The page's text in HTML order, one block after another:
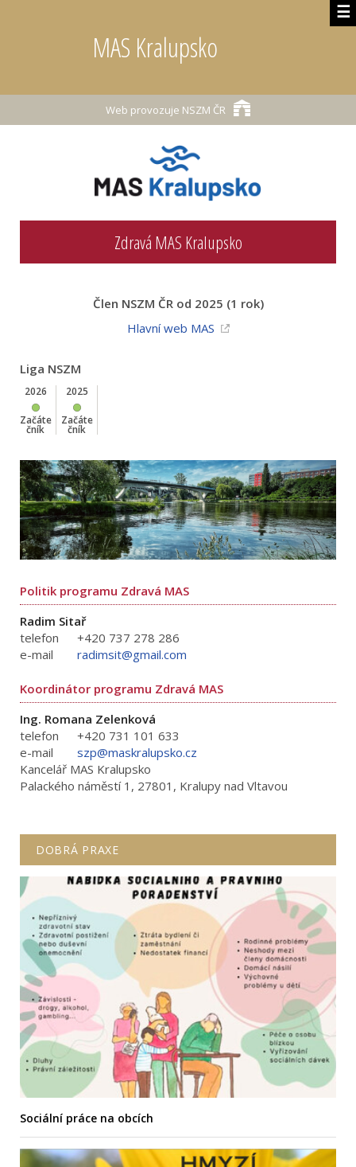
☰
MAS Kralupsko
Web provozuje NSZM ČR
Zdravá MAS Kralupsko
Člen NSZM ČR od 2025 (1 rok)
Hlavní web MAS
Liga NSZM
2026
Začáte
čník
2025
Začáte
čník
Politik programu Zdravá MAS
Radim Sitař
telefon
+420 737 278 286
e-mail
radimsit@gmail.com
Koordinátor programu Zdravá MAS
Ing. Romana Zelenková
telefon
+420 731 101 633
e-mail
szp@maskralupsko.cz
Kancelář MAS Kralupsko
Palackého náměstí 1, 27801, Kralupy nad Vltavou
DOBRÁ PRAXE
Sociální práce na obcích